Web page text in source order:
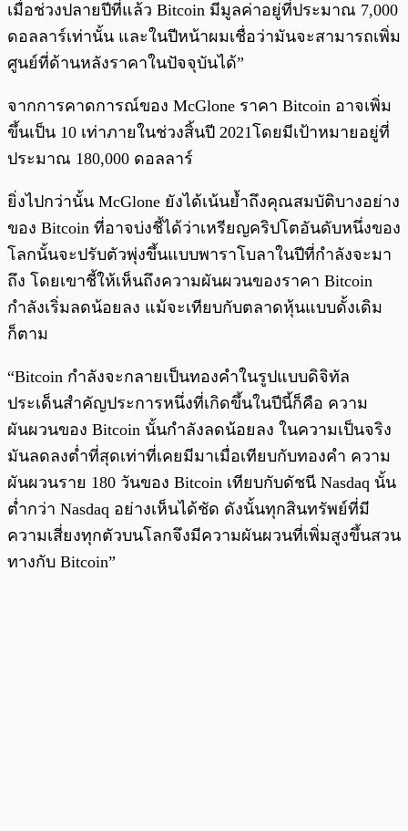
เมื่อช่วงปลายปีที่แล้ว Bitcoin มีมูลค่าอยู่ที่ประมาณ 7,000
ดอลลาร์เท่านั้น และในปีหน้าผมเชื่อว่ามันจะสามารถเพิ่ม
ศูนย์ที่ด้านหลังราคาในปัจจุบันได้”
จากการคาดการณ์ของ McGlone ราคา Bitcoin อาจเพิ่ม
ขึ้นเป็น 10 เท่าภายในช่วงสิ้นปี 2021โดยมีเป้าหมายอยู่ที่
ประมาณ 180,000 ดอลลาร์
ยิ่งไปกว่านั้น McGlone ยังได้เน้นย้ำถึงคุณสมบัติบางอย่าง
ของ Bitcoin ที่อาจบ่งชี้ได้ว่าเหรียญคริปโตอันดับหนึ่งของ
โลกนั้นจะปรับตัวพุ่งขึ้นแบบพาราโบลาในปีที่กำลังจะมา
ถึง โดยเขาชี้ให้เห็นถึงความผันผวนของราคา Bitcoin
กำลังเริ่มลดน้อยลง แม้จะเทียบกับตลาดหุ้นแบบดั้งเดิม
ก็ตาม
“Bitcoin กำลังจะกลายเป็นทองคำในรูปแบบดิจิทัล
ประเด็นสำคัญประการหนึ่งที่เกิดขึ้นในปีนี้ก็คือ ความ
ผันผวนของ Bitcoin นั้นกำลังลดน้อยลง ในความเป็นจริง
มันลดลงต่ำที่สุดเท่าที่เคยมีมาเมื่อเทียบกับทองคำ ความ
ผันผวนราย 180 วันของ Bitcoin เทียบกับดัชนี Nasdaq นั้น
ต่ำกว่า Nasdaq อย่างเห็นได้ชัด ดังนั้นทุกสินทรัพย์ที่มี
ความเสี่ยงทุกตัวบนโลกจึงมีความผันผวนที่เพิ่มสูงขึ้นสวน
ทางกับ Bitcoin”